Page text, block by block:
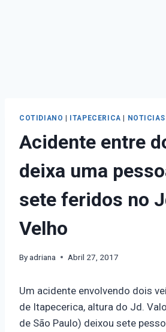
COTIDIANO ITAPECERICA
Acidente entre
deixa uma
sete feridos no
Velho
Byadriana Abril 27, 2017
Um acidente envolvendo dois
de Itapecerica, altura do Jd.
de São Paulo) deixou sete